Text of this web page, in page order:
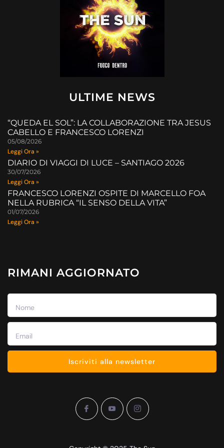
ULTIME NEWS
“QUEDA EL SOL”: LA COLLABORAZIONE TRA JESUS
CABELLO E FRANCESCO LORENZI
05/08/2026
Leggi Ora »
DIARIO DI VIAGGI DI LUCE – SANTIAGO 2026
30/07/2026
Leggi Ora »
FRANCESCO LORENZI OSPITE DI MARCELLO FOA
NELLA RUBRICA “IL SENSO DELLA VITA”
01/07/2026
Leggi Ora »
RIMANI AGGIORNATO
Iscriviti alla newsletter